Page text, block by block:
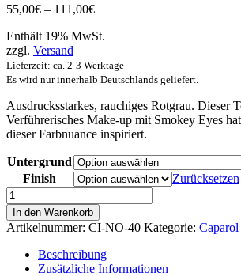
55,00€ – 111,00€Preisspanne:
bis
Enthält 19% MwSt.
zzgl. Versand
Lieferzeit: ca. 2-3 Werktage
Es wird nur innerhalb Deutschlands geliefert.
Ausdrucksstarkes, rauchiges Rotgrau. Dieser
Verführerisches Make-up mit Smokey Eyes
dieser Farbnuance inspiriert.
Untergrund
Finish
Zurücksetzen
NO
40
VAMP
Menge
In den Warenkorb
Artikelnummer: CI-NO-40 Kategorie:
Beschreibung
Zusätzliche Informationen